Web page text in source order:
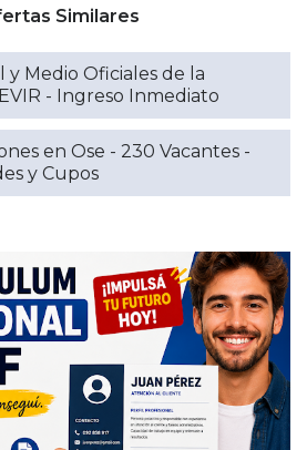
Similares
y Medio Oficiales de la
- Ingreso Inmediato
en Ose - 230 Vacantes -
y Cupos